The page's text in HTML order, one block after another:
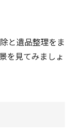
と遺品整理をま
を見てみましょ